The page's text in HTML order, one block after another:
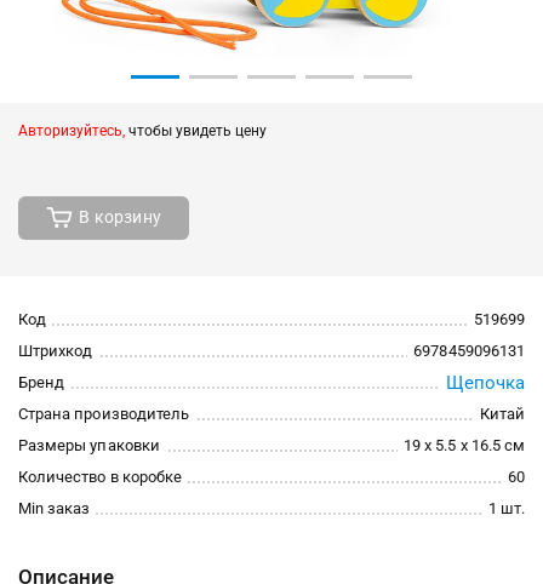
Авторизуйтесь, чтобы увидеть цену
В корзину
Код
519699
Штрихкод
6978459096131
Бренд
Щепочка
Страна производитель
Китай
Размеры упаковки
19 x 5.5 x 16.5 см
Количество в коробке
60
Min заказ
1 шт.
Описание